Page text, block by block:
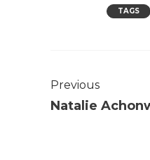
TAGS
Previous
Natalie